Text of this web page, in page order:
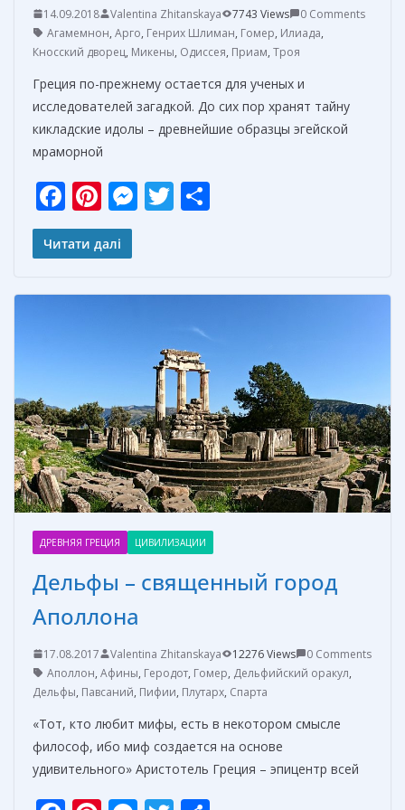
14.09.2018 Valentina Zhitanskaya 7743 Views
0 Comments
Агамемнон, Арго, Генрих Шлиман, Гомер, Илиада,
Кносский дворец, Микены, Одиссея, Приам, Троя
Греция по-прежнему остается для ученых и
исследователей загадкой. До сих пор хранят тайну
кикладские идолы – древнейшие образцы эгейской
мраморной
F
ac
e
k
Pi
nt
er
M
e
er
T
w
и
т
ь
Читати далі
ДРЕВНЯЯ ГРЕЦИЯ ЦИВИЛИЗАЦИИ
Дельфы – священный город
Аполлона
17.08.2017 Valentina Zhitanskaya 12276 Views
0 Comments
Аполлон, Афины, Геродот, Гомер, Дельфийский оракул,
Дельфы, Павсаний, Пифии, Плутарх, Спарта
«Тот, кто любит мифы, есть в некотором смысле
философ, ибо миф создается на основе
удивительного» Аристотель Греция – эпицентр всей